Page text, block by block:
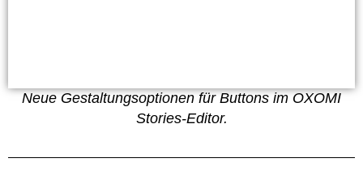
Neue Gestaltungsoptionen für Buttons im OXOMI
Stories-Editor.